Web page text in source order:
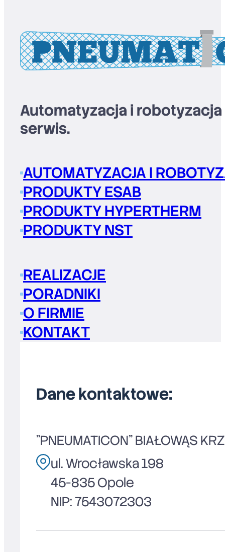
Automatyzacja i
serwis.
AUTOMATYZACJA I
PRODUKTY ESAB
PRODUKTY HYPERTHERM
PRODUKTY NST
REALIZACJE
PORADNIKI
O FIRMIE
KONTAKT
Dane kontaktowe:
"PNEUMATICON" BIAŁOWĄS
ul. Wrocławska 198
45-835 Opole
NIP: 7543072303